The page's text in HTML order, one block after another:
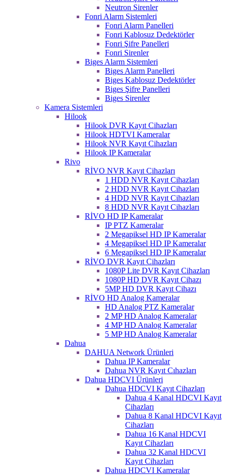
Neutron Sirenler
Fonri Alarm Sistemleri
Fonri Alarm Panelleri
Fonri Kablosuz Dedektörler
Fonri Şifre Panelleri
Fonri Sirenler
Biges Alarm Sistemleri
Biges Alarm Panelleri
Biges Kablosuz Dedektörler
Biges Şifre Panelleri
Biges Sirenler
Kamera Sistemleri
Hilook
Hilook DVR Kayıt Cihazları
Hilook HDTVI Kameralar
Hilook NVR Kayıt Cihazları
Hilook IP Kameralar
Rivo
RİVO NVR Kayıt Cihazları
1 HDD NVR Kayıt Cihazları
2 HDD NVR Kayıt Cihazları
4 HDD NVR Kayıt Cihazları
8 HDD NVR Kayıt Cihazları
RİVO HD IP Kameralar
IP PTZ Kameralar
2 Megapiksel HD IP Kameralar
4 Megapiksel HD IP Kameralar
6 Megapiksel HD IP Kameralar
RİVO DVR Kayıt Cihazları
1080P Lite DVR Kayıt Cihazları
1080P HD DVR Kayıt Cihazı
5MP HD DVR Kayıt Cihazı
RİVO HD Analog Kameralar
HD Analog PTZ Kameralar
2 MP HD Analog Kameralar
4 MP HD Analog Kameralar
5 MP HD Analog Kameralar
Dahua
DAHUA Network Ürünleri
Dahua IP Kameralar
Dahua NVR Kayıt Cıhazları
Dahua HDCVI Ürünleri
Dahua HDCVI Kayıt Cihazları
Dahua 4 Kanal HDCVI Kayıt
Cihazları
Dahua 8 Kanal HDCVI Kayıt
Cihazları
Dahua 16 Kanal HDCVI
Kayıt Cihazları
Dahua 32 Kanal HDCVI
Kayıt Cihazları
Dahua HDCVI Kameralar